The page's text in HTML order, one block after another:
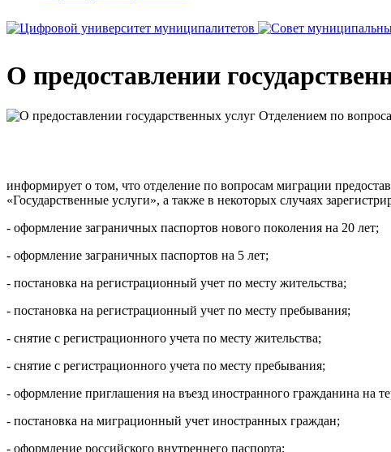
О предоставлении
информирует о том, что отделение по вопросам миграции
«Государственные услуги», а также в некоторых случаях
- оформление заграничных паспортов нового поколения на 20 лет;
- оформление заграничных паспортов на 5 лет;
- постановка на регистрационный учет по месту жительства;
- постановка на регистрационный учет по месту пребывания;
- снятие с регистрационного учета по месту жительства;
- снятие с регистрационного учета по месту пребывания;
- оформление приглашения на въезд иностранного гражданина на
- постановка на миграционный учет иностранных граждан;
- оформление российского внутреннего паспорта;